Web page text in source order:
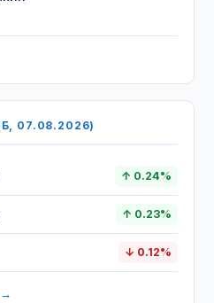
07.08.2026)
↑ 0.24%
↑ 0.23%
↓ 0.12%
→